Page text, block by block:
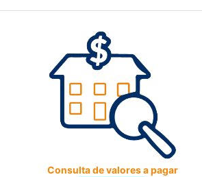
Consulta de valores a pagar